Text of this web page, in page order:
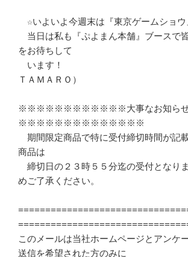
☆いよいよ今週末は『東京ゲームショウ
当日は私も『ぷよまん本舗』ブースで
をお待ちして
います！　　　　　　　　　　　　　
ＴＡＭＡＲＯ）
※※※※※※※※※※※※大事なお知ら
※※※※※※※※※※※※※※
期間限定商品で特に受付締切時間が記
商品は
締切日の２３時５５分迄の受付となり
めご了承ください。
このメールは当社ホームページとアンケ
送信を希望された方のみに